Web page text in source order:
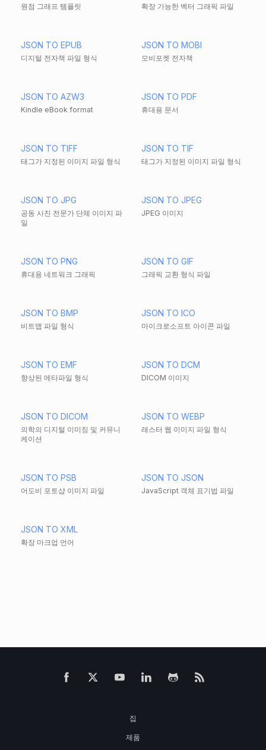
원점 그래프 템플릿 확장 가능한 벡터 그래픽 파일
JSON TO EPUB
디지털 전자책 파일 형식
JSON TO MOBI
모비포켓 전자책
JSON TO AZW3
Kindle eBook format
JSON TO PDF
휴대용 문서
JSON TO TIFF
태그가 지정된 이미지 파일 형식
JSON TO TIF
태그가 지정된 이미지 파일 형식
JSON TO JPG
공동 사진 전문가 단체 이미지 파
일
JSON TO JPEG
JPEG 이미지
JSON TO PNG
휴대용 네트워크 그래픽
JSON TO GIF
그래픽 교환 형식 파일
JSON TO BMP
비트맵 파일 형식
JSON TO ICO
마이크로소프트 아이콘 파일
JSON TO EMF
향상된 메타파일 형식
JSON TO DCM
DICOM 이미지
JSON TO DICOM
의학의 디지털 이미징 및 커뮤니
케이션
JSON TO WEBP
래스터 웹 이미지 파일 형식
JSON TO PSB
어도비 포토샵 이미지 파일
JSON TO JSON
JavaScript 객체 표기법 파일
JSON TO XML
확장 마크업 언어
집
제품